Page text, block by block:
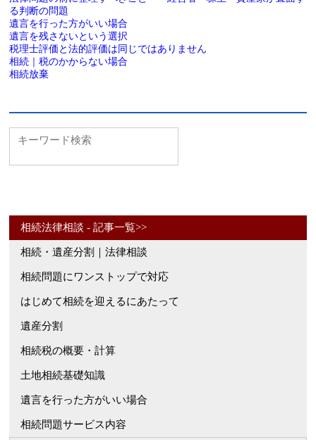
る判断の問題
遺言を行った方がいい場合
遺言を残さないという選択
税理士評価と法的評価は同じではありません
相続｜税のかからない場合
相続放棄
相続法律相談 - 記事一覧>>
相続・遺産分割｜法律相談
相続問題にワンストップで対応
はじめて相続を迎えるにあたって
遺産分割
相続税の概要・計算
土地相続基礎知識
遺言を行った方がいい場合
相続問題サービス内容